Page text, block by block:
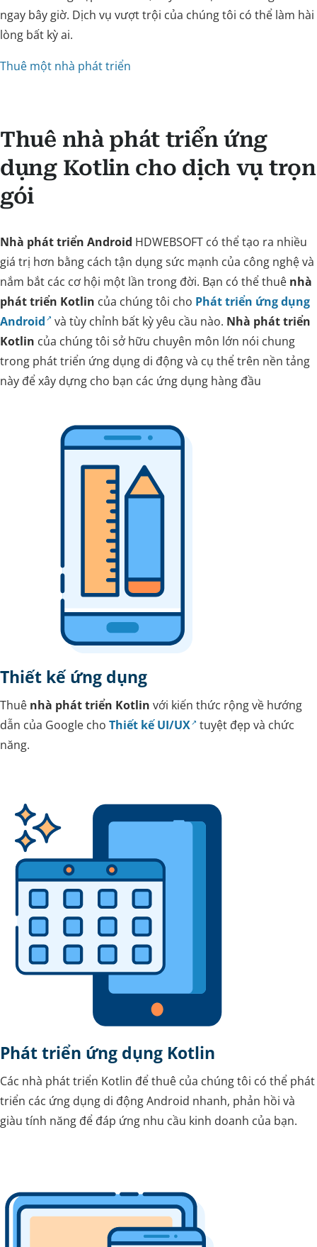
ngay bây giờ. Dịch vụ vượt trội của chúng tôi có thể làm hài
lòng bất kỳ ai.
Thuê một nhà phát triển
Thuê nhà phát triển ứng
dụng Kotlin cho dịch vụ trọn
gói
Nhà phát triển Android HDWEBSOFT có thể tạo ra nhiều
giá trị hơn bằng cách tận dụng sức mạnh của công nghệ và
nắm bắt các cơ hội một lần trong đời. Bạn có thể thuê nhà
phát triển Kotlin của chúng tôi cho Phát triển ứng dụng
Android
và tùy chỉnh bất kỳ yêu cầu nào. Nhà phát triển
Kotlin của chúng tôi sở hữu chuyên môn lớn nói chung
trong phát triển ứng dụng di động và cụ thể trên nền tảng
này để xây dựng cho bạn các ứng dụng hàng đầu
Thiết kế ứng dụng
Thuê nhà phát triển Kotlin với kiến thức rộng về hướng
dẫn của Google cho Thiết kế UI/UX tuyệt đẹp và chức
năng.
Phát triển ứng dụng Kotlin
Các nhà phát triển Kotlin để thuê của chúng tôi có thể phát
triển các ứng dụng di động Android nhanh, phản hồi và
giàu tính năng để đáp ứng nhu cầu kinh doanh của bạn.